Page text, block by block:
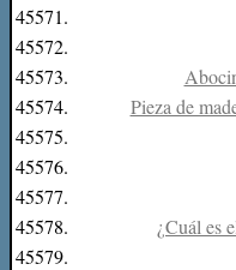
45571.
45572.
45573.
45574.
Pieza de
45575.
45576.
45577.
45578.
¿Cuál es
45579.